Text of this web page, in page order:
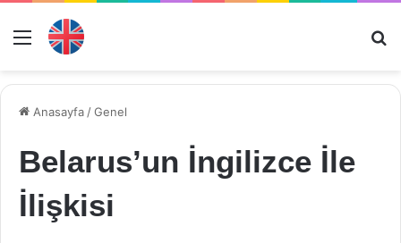
Menü
Anasayfa /Genel
Belarus’un İngilizce İle
İlişkisi